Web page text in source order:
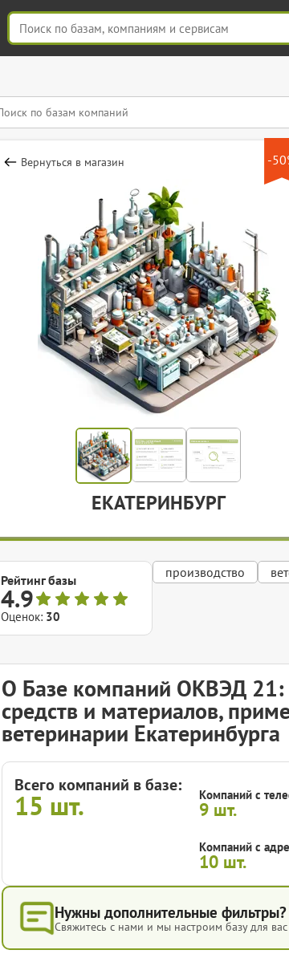
-
Вернуться в магазин
ЕКАТЕРИНБУРГ
Рейтинг базы
4.9
Оценок: 30
производство
О Базе компаний ОКВЭД 21:
средств и материалов,
ветеринарии Екатеринбурга
Всего компаний в базе:
15 шт. Компаний с
9 шт.
Компаний с
10 шт.
Нужны дополнительные фильтры?
Свяжитесь с нами и мы настроим базу для вас